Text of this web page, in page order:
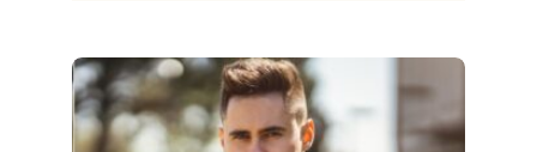
Pokud se naučíte a budete aplikovat v
praxi principy elitních vyjednavačů,
získáte…